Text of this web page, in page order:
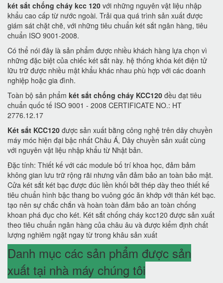
két sắt chống cháy kcc 120 với những nguyên vật liệu nhập
khẩu cao cấp từ nước ngoài. Trải qua quá trình sản xuất được
giám sát chặt chẽ, với những tiêu chuẩn két sắt ngân hàng, tiêu
chuẩn ISO 9001-2008.
Có thể nói đây là sản phẩm được nhiều khách hàng lựa chọn vì
những đặc biệt của chiếc két sắt này. hệ thống khóa két điện tử
lữu trữ được nhiều mật khẩu khác nhau phù hợp với các doanh
nghiệp hoặc gia đình.
Toàn bộ sản phẩm két sắt chống cháy KCC120 đều đạt tiêu
chuẩn quốc tế ISO 9001 - 2008 CERTIFICATE NO.: HT
2776.12.17
Két sắt KCC120 được sản xuất bằng công nghệ trên dây chuyền
máy móc hiện đại bậc nhất Châu Á, Dây chuyền sản xuất cùng
với nguyên vật liệu nhập khẩu từ Nhật bản.
Đặc tính: Thiết kế với các module bố trí khoa học, đảm bảm
không gian lưu trữ rộng rãi nhưng vẫn đảm bảo an toàn bảo mật.
Cửa két sắt két bạc được đúc liền khối bởi thép dày theo thiết kế
tiêu chuẩn hình bậc thang bo vuông góc ăn khớp với thân két bạc.
tạo nên sự chắc chắn và hoàn toàn đảm bảo an toàn chống
khoan phá đục cho két. Két sắt chống cháy kcc120 được sản xuất
theo tiêu chuẩn ngân hàng của châu âu và được kiểm định chất
lượng nghiêm ngặt ngay từ trong khâu sản xuất
Danh mục các sản phẩm được sản
xuất tại nhà máy chúng tôi